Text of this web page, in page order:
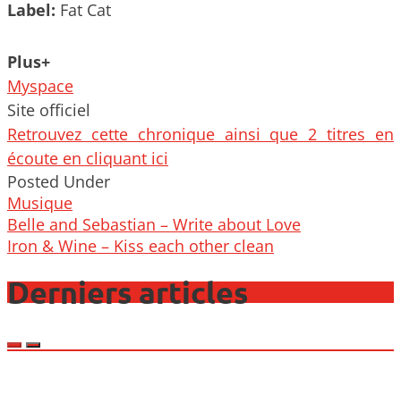
Label: Fat Cat
Plus+
Myspace
Site officiel
Retrouvez cette chronique ainsi que 2 titres en
écoute en cliquant ici
Posted Under
Musique
Post
navigation
Belle and Sebastian – Write about Love
Iron & Wine – Kiss each other clean
Derniers articles